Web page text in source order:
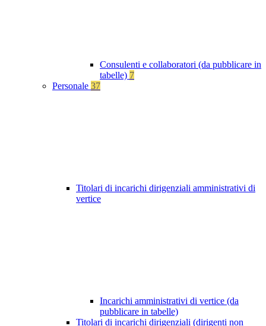
Consulenti e collaboratori (da pubblicare in
tabelle) 7
Personale 37
Titolari di incarichi dirigenziali amministrativi di
vertice
Incarichi amministrativi di vertice (da
pubblicare in tabelle)
Titolari di incarichi dirigenziali (dirigenti non